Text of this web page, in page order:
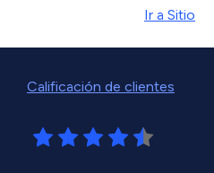
Ir a Sitio
Calificación de clientes